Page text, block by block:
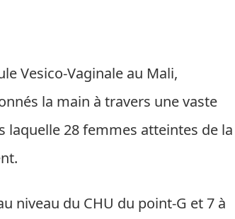
Vesico-Vaginale au Mali,
la main à travers une vaste
laquelle 28 femmes atteintes de la
niveau du CHU du point-G et 7 à